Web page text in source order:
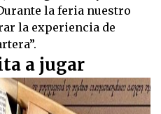
la feria nuestro
la experiencia de
a jugar